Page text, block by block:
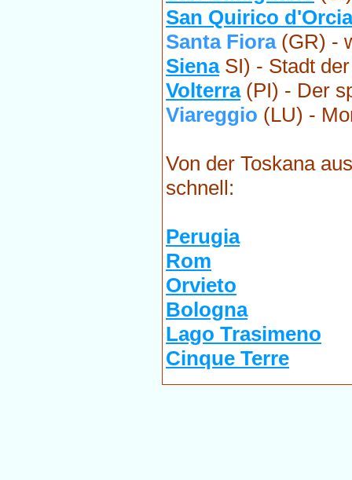
San Quirico d'Orcia
Santa Fiora(GR) -
SienaSI) - Stadt
Volterra(PI) - Der
Viareggio (LU) -
Von der Toskana
schnell:
Perugia
Rom
Orvieto
Bologna
Lago Trasimeno
Cinque Terre